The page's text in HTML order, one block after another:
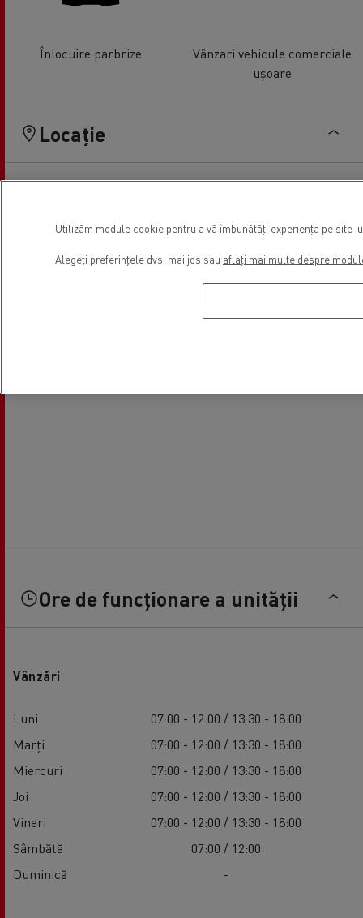
Înlocuire parbrize
Vânzari vehicule comerciale
ușoare
Locație
Ore de funcționare a unității
Vânzări
Luni
07:00 - 12:00 / 13:30 - 18:00
Marți
07:00 - 12:00 / 13:30 - 18:00
Miercuri
07:00 - 12:00 / 13:30 - 18:00
Joi
07:00 - 12:00 / 13:30 - 18:00
Vineri
07:00 - 12:00 / 13:30 - 18:00
Sâmbătă
07:00 / 12:00
Duminică
-
Utilizăm module cookie pentru a vă îmbunătăți experiența pe
Alegeți preferințele dvs. mai jos sau aflați mai multe despre